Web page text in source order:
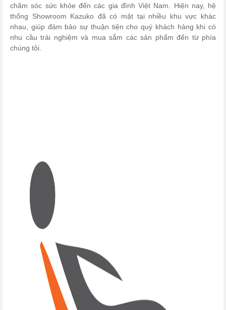
chăm sóc sức khỏe đến các gia đình Việt Nam. Hiện nay, hệ
thống Showroom Kazuko đã có mặt tại nhiều khu vực khác
nhau, giúp đảm bảo sự thuận tiện cho quý khách hàng khi có
nhu cầu trải nghiệm và mua sắm các sản phẩm đến từ phía
chúng tôi.